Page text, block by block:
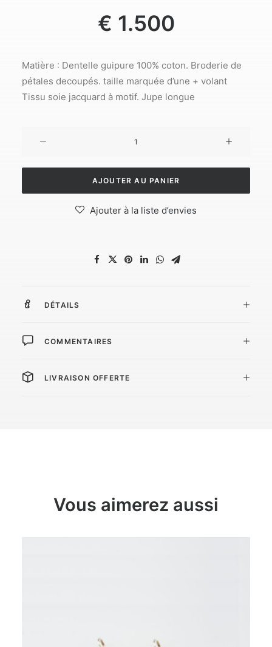
€ 1.500
Matière : Dentelle guipure 100% coton. Broderie de
pétales decoupés. taille marquée d’une + volant
Tissu soie jacquard à motif. Jupe longue
Jupe
AJOUTER AU PANIER
Ajouter à la liste d’envies
DÉTAILS
COMMENTAIRES
LIVRAISON OFFERTE
Vous aimerez aussi